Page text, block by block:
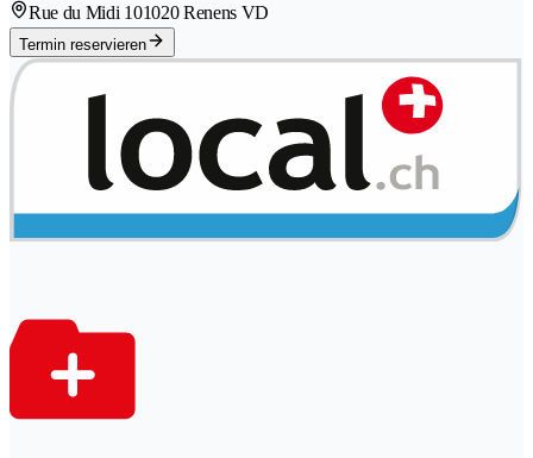
Rue du Midi 101020 Renens VD
Termin reservieren